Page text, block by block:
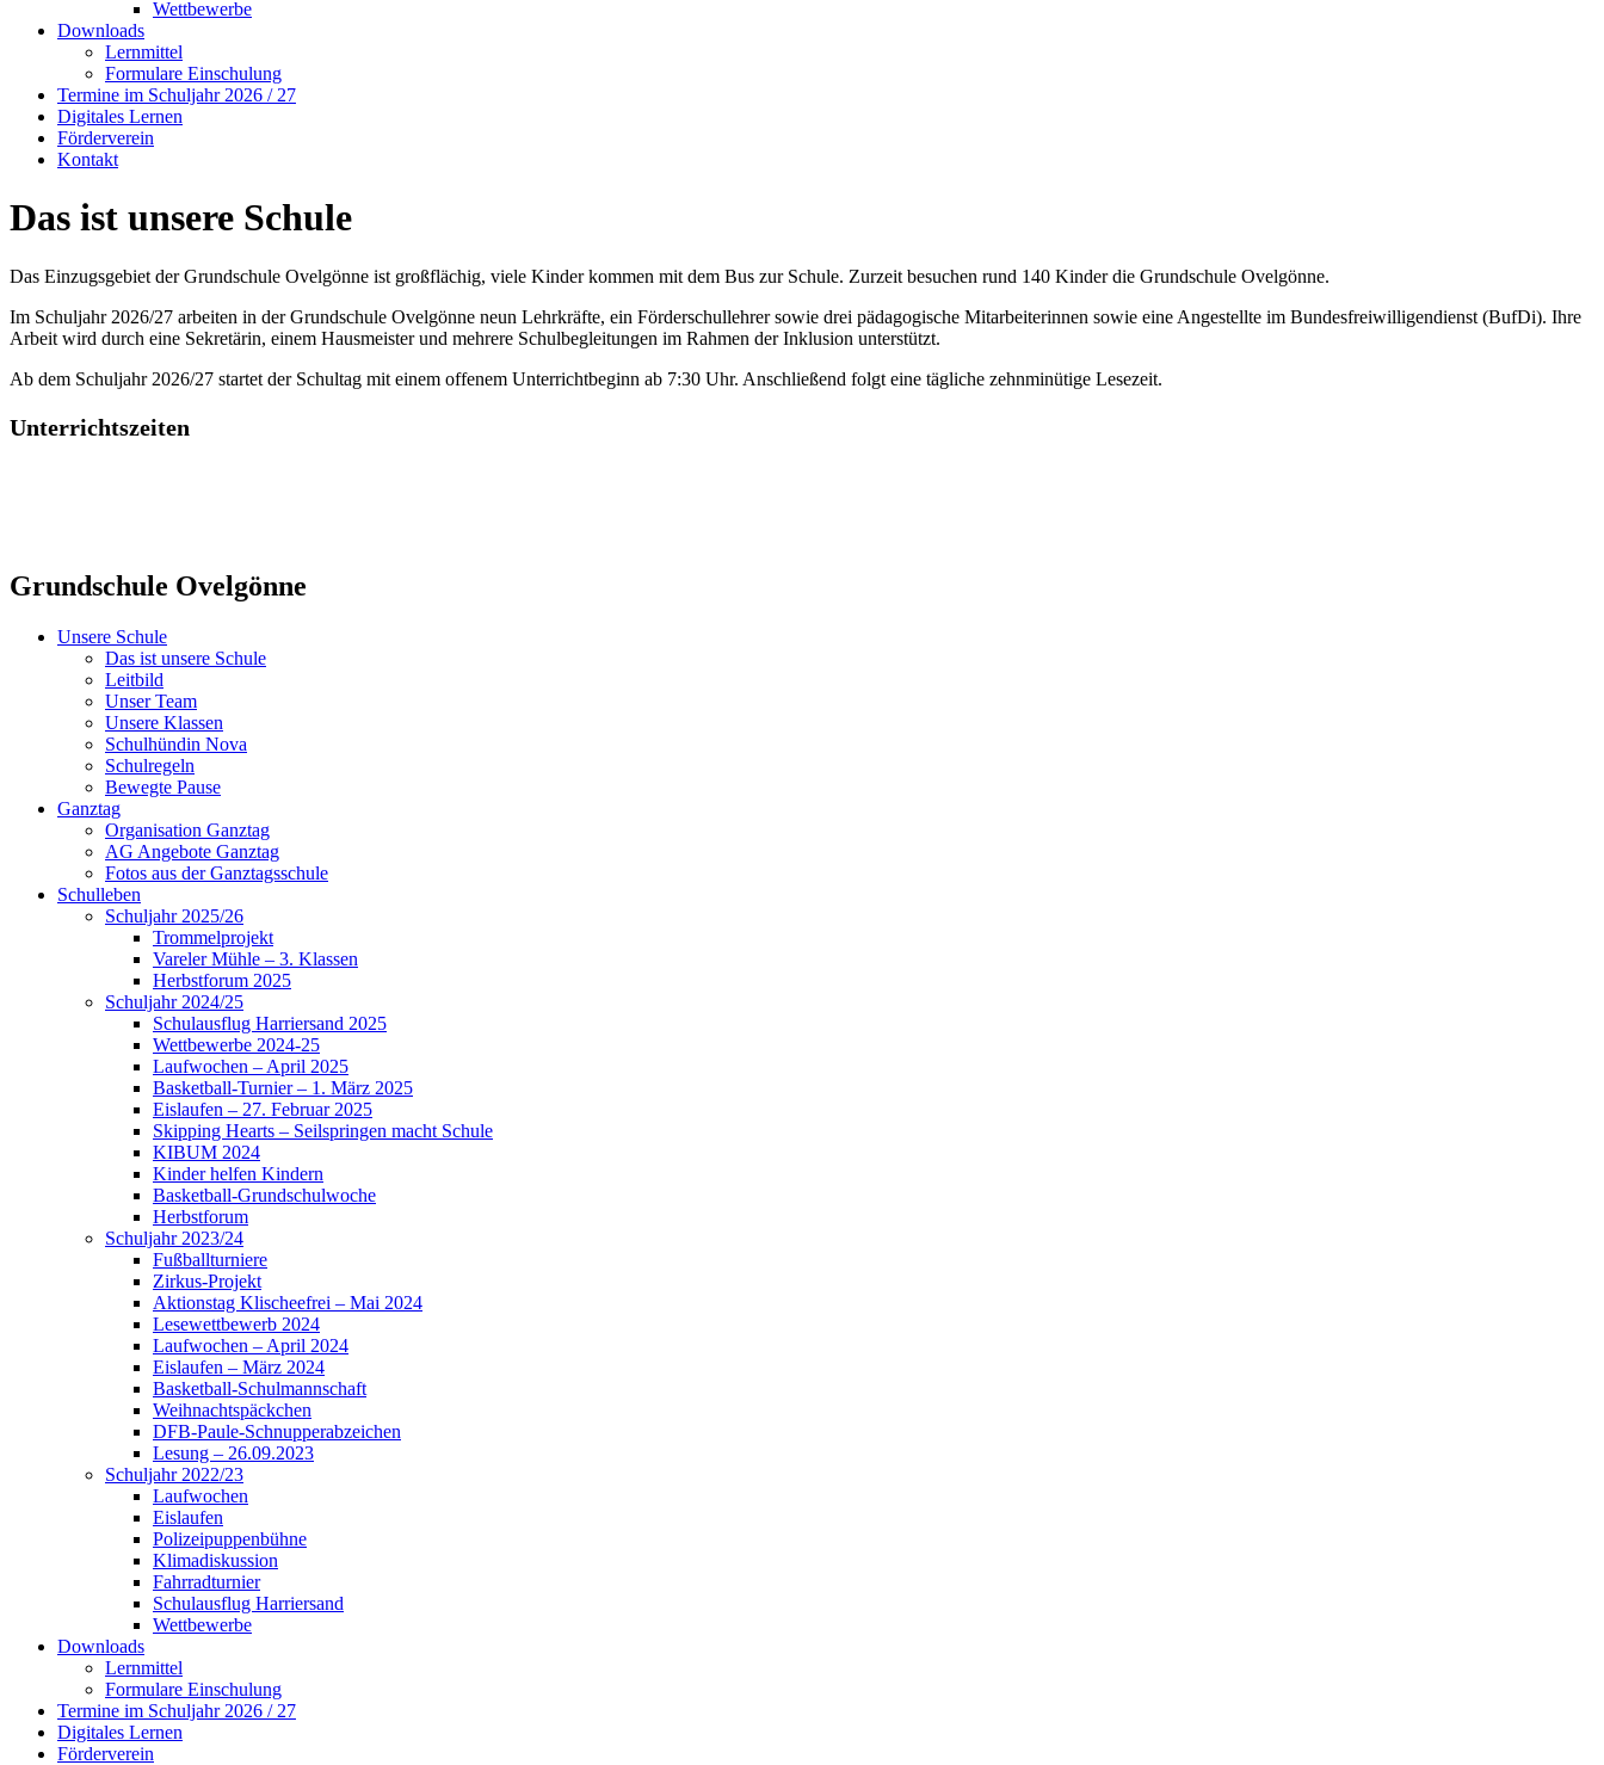
Wettbewerbe
Downloads
Lernmittel
Formulare Einschulung
Termine im Schuljahr 2026 / 27
Digitales Lernen
Förderverein
Kontakt
Das ist unsere Schule
Das Einzugsgebiet der Grundschule Ovelgönne ist großflächig, viele Kinder kommen mit dem Bus zur Schule. Zurzeit besuchen rund 140 Kinder die Grundschule Ovelgönne.
Im Schuljahr 2026/27 arbeiten in der Grundschule Ovelgönne neun Lehrkräfte, ein Förderschullehrer sowie drei pädagogische Mitarbeiterinnen sowie eine Angestellte im Bundesfreiwilligendienst (BufDi). Ihre
Arbeit wird durch eine Sekretärin, einem Hausmeister und mehrere Schulbegleitungen im Rahmen der Inklusion unterstützt.
Ab dem Schuljahr 2026/27 startet der Schultag mit einem offenem Unterrichtbeginn ab 7:30 Uhr. Anschließend folgt eine tägliche zehnminütige Lesezeit.
Unterrichtszeiten
Grundschule Ovelgönne
Unsere Schule
Das ist unsere Schule
Leitbild
Unser Team
Unsere Klassen
Schulhündin Nova
Schulregeln
Bewegte Pause
Ganztag
Organisation Ganztag
AG Angebote Ganztag
Fotos aus der Ganztagsschule
Schulleben
Schuljahr 2025/26
Trommelprojekt
Vareler Mühle – 3. Klassen
Herbstforum 2025
Schuljahr 2024/25
Schulausflug Harriersand 2025
Wettbewerbe 2024-25
Laufwochen – April 2025
Basketball-Turnier – 1. März 2025
Eislaufen – 27. Februar 2025
Skipping Hearts – Seilspringen macht Schule
KIBUM 2024
Kinder helfen Kindern
Basketball-Grundschulwoche
Herbstforum
Schuljahr 2023/24
Fußballturniere
Zirkus-Projekt
Aktionstag Klischeefrei – Mai 2024
Lesewettbewerb 2024
Laufwochen – April 2024
Eislaufen – März 2024
Basketball-Schulmannschaft
Weihnachtspäckchen
DFB-Paule-Schnupperabzeichen
Lesung – 26.09.2023
Schuljahr 2022/23
Laufwochen
Eislaufen
Polizeipuppenbühne
Klimadiskussion
Fahrradturnier
Schulausflug Harriersand
Wettbewerbe
Downloads
Lernmittel
Formulare Einschulung
Termine im Schuljahr 2026 / 27
Digitales Lernen
Förderverein